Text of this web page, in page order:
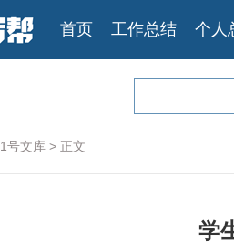
首页 工作总结 个人
1号文库 > 正文
学